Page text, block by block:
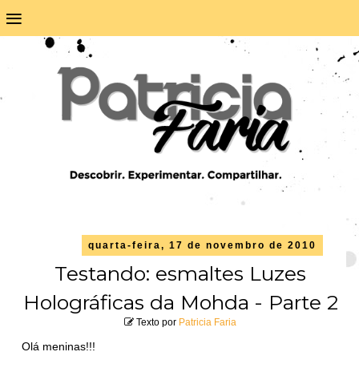
≡
quarta-feira, 17 de novembro de 2010
Testando: esmaltes Luzes
Holográficas da Mohda - Parte 2
Texto por Patricia Faria
Olá meninas!!!